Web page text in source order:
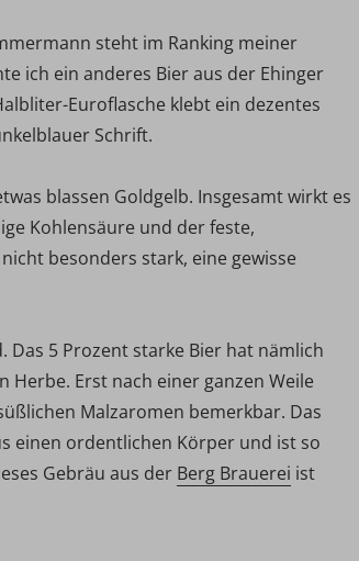
steht im Ranking meiner
ich ein anderes Bier aus der Ehinger
Euroflasche klebt ein dezentes
Schrift.
blassen Goldgelb. Insgesamt wirkt es
Kohlensäure und der feste,
besonders stark, eine gewisse
Das 5 Prozent starke Bier hat nämlich
Erst nach einer ganzen Weile
Malzaromen bemerkbar. Das
einen ordentlichen Körper und ist so
Gebräu aus der Berg Brauerei ist